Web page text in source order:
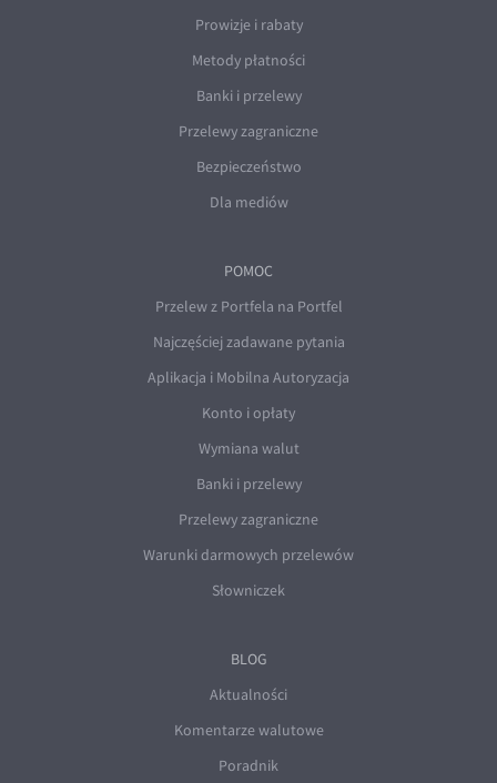
Prowizje i rabaty
Metody płatności
Banki i przelewy
Przelewy zagraniczne
Bezpieczeństwo
Dla mediów
POMOC
Przelew z Portfela na Portfel
Najczęściej zadawane pytania
Aplikacja i Mobilna Autoryzacja
Konto i opłaty
Wymiana walut
Banki i przelewy
Przelewy zagraniczne
Warunki darmowych przelewów
Słowniczek
BLOG
Aktualności
Komentarze walutowe
Poradnik